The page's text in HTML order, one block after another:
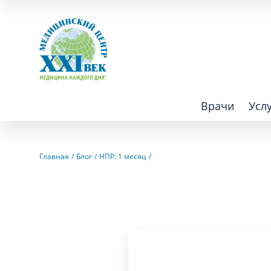
Врачи
Главная Блог НПР: 1 месяц